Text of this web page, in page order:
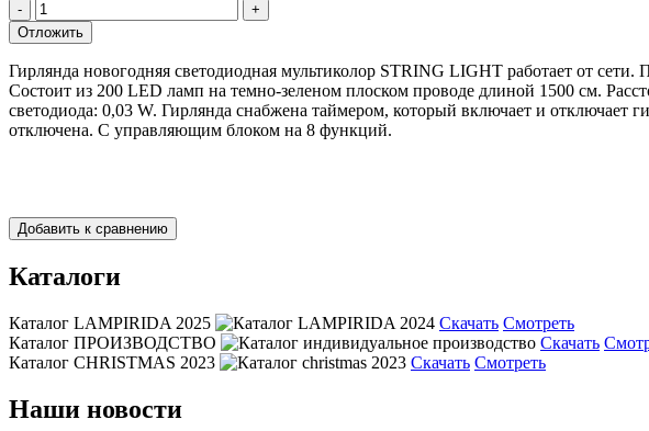
Гирлянда новогодняя светодиодная мультиколор STRING LIGHT работает от
Состоит из 200 LED ламп на темно-зеленом плоском проводе длиной 1500 см.
светодиода: 0,03 W. Гирлянда снабжена таймером, который включает и отключает
отключена. С управляющим блоком на 8 функций.
Каталоги
Каталог LAMPIRIDA 2025 Скачать Смотреть
Каталог ПРОИЗВОДСТВО
Скачать
Каталог CHRISTMAS 2023
Скачать Смотреть
Наши новости